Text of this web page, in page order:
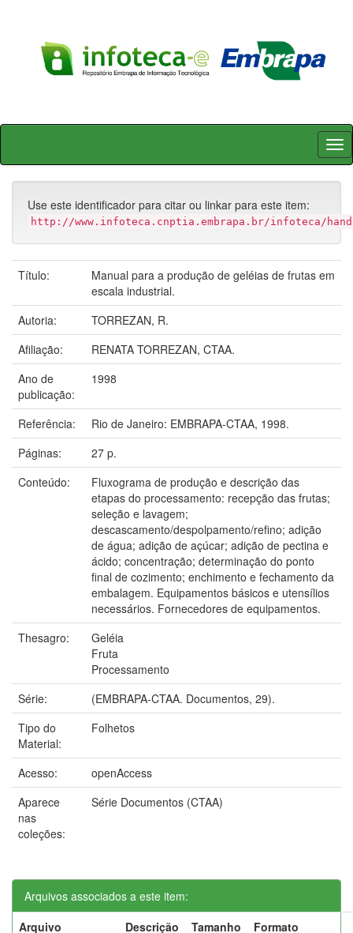
Skip
Use este identificador para citar ou linkar para este item:
http://www.infoteca.cnptia.embrapa.br/infoteca/
Título:
Manual para a produção de geléias de frutas em
escala industrial.
Autoria:
TORREZAN, R.
Afiliação:
RENATA TORREZAN, CTAA.
Ano de
publicação:
1998
Referência:
Rio de Janeiro: EMBRAPA-CTAA, 1998.
Páginas:
27 p.
Conteúdo:
Fluxograma de produção e descrição das
etapas do processamento: recepção das frutas;
seleção e lavagem;
descascamento/despolpamento/refino; adição
de água; adição de açúcar; adição de pectina e
ácido; concentração; determinação do ponto
final de cozimento; enchimento e fechamento da
embalagem. Equipamentos básicos e utensílios
necessários. Fornecedores de equipamentos.
Thesagro:
Geléia
Fruta
Processamento
Série:
(EMBRAPA-CTAA. Documentos, 29).
Tipo do
Material:
Folhetos
Acesso:
openAccess
Aparece
nas
coleções:
Série Documentos (CTAA)
Arquivos associados a este item:
Arquivo
Descrição Tamanho
Formato